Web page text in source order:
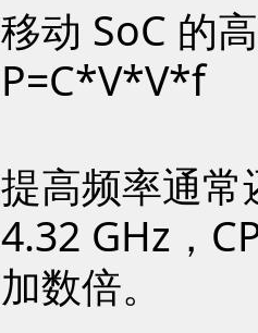
移动 SoC 的
P=C*V*V*f
提高频率通
4.32 GHz，
加数倍。